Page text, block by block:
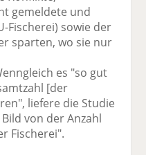
gemeldete und
Fischerei) sowie der
sparten, wo sie nur
es "so gut
[der
liefere die Studie
von der Anzahl
Fischerei".